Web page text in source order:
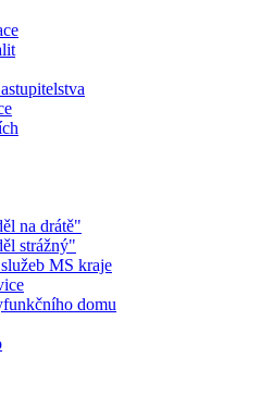
na drátě"
strážný"
MS kraje
domu